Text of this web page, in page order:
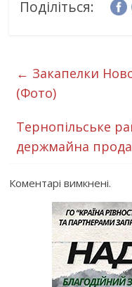
Поділіться:
← Закапелки
(Фото)
Тернопільське
держмайна
Коментарі вимкнені.